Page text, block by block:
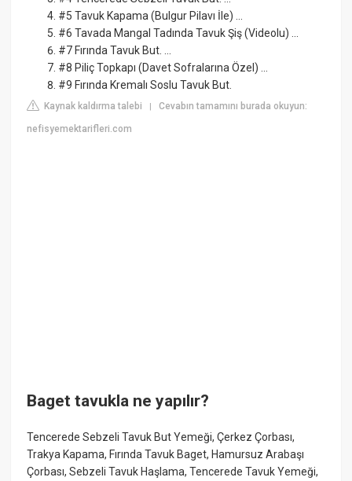
#5 Tavuk Kapama (Bulgur Pilavı İle) ...
#6 Tavada Mangal Tadında Tavuk Şiş (Videolu) ...
#7 Fırında Tavuk But. ...
#8 Piliç Topkapı (Davet Sofralarına Özel) ...
#9 Fırında Kremalı Soslu Tavuk But.
Kaynak kaldırma talebi |Cevabın tamamını burada okuyun:
nefisyemektarifleri.com
Baget tavukla ne yapılır?
Tencerede Sebzeli Tavuk But Yemeği, Çerkez Çorbası,
Trakya Kapama, Fırında Tavuk Baget, Hamursuz Arabaşı
Çorbası, Sebzeli Tavuk Haşlama, Tencerede Tavuk Yemeği,